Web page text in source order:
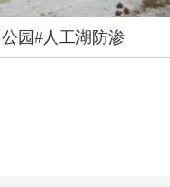
园#人工湖防渗